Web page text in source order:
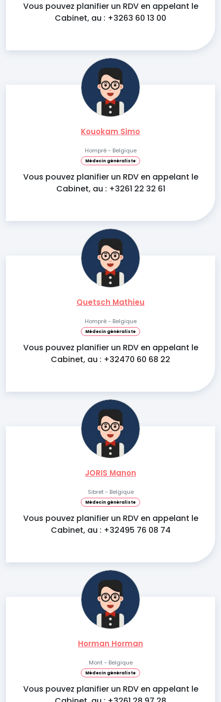
Vous pouvez planifier un RDV en appelant le
Cabinet, au : +3263 60 13 00
Kouokam Simo
Hompré - Belgique
Médecin généraliste
Vous pouvez planifier un RDV en appelant le
Cabinet, au : +3261 22 32 61
Quetsch Mathieu
Hompré - Belgique
Médecin généraliste
Vous pouvez planifier un RDV en appelant le
Cabinet, au : +32470 60 68 22
JORIS Manon
Sibret - Belgique
Médecin généraliste
Vous pouvez planifier un RDV en appelant le
Cabinet, au : +32495 76 08 74
Horman Horman
Mont - Belgique
Médecin généraliste
Vous pouvez planifier un RDV en appelant le